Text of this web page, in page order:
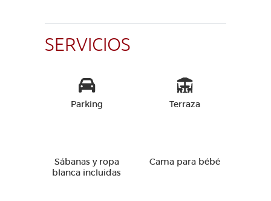
SERVICIOS
Parking Terraza
Sábanas y ropa
blanca incluidas
Cama para bébé